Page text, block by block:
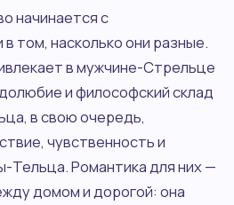
начинается с
том, насколько они разные.
в мужчине-Стрельце
и философский склад
в свою очередь,
чувственность и
Романтика для них —
домом и дорогой: она